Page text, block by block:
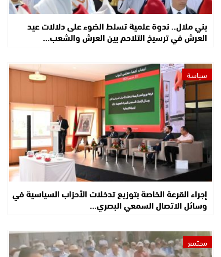
بني ملال.. ندوة علمية تسلط الضوء على دلالات عيد
العرش في ترسيخ التلاحم بين العرش والشعب…
سياسة
إجراء القرعة الخاصة بتوزيع تدخلات الأحزاب السياسية في
وسائل الاتصال السمعي البصري…
مجتمع